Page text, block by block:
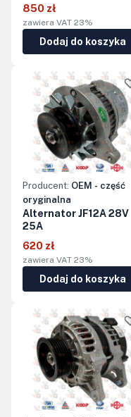
850 zł
zawiera VAT 23%
Dodaj do koszyka
Producent: OEM - część
oryginalna
Alternator JF12A 28V
25A
620 zł
zawiera VAT 23%
Dodaj do koszyka